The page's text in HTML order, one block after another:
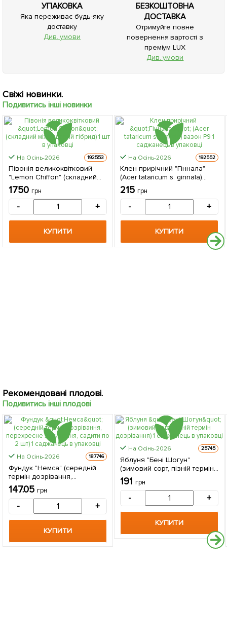
УПАКОВКА
Яка переживає будь-яку
доставку
Див. умови
БЕЗКОШТОВНА
ДОСТАВКА
Отримуйте повне
повернення вартості з
преміум LUX
Див. умови
Свіжі новинки.
Подивитись інші новинки
На Осінь-2026 192553
Півонія великоквітковий
"Lemon Chiffon" (складний
міжвидовий гібрид) 1 шт в
упаковці
1750 грн
- +
КУПИТИ
На Осінь-2026 192552
Клен прирічний "Гіннала"
(Acer tataricum s. ginnala)
вазон Р9 1 саджанець в
упаковці
215 грн
- +
КУПИТИ
Рекомендовані плодові.
Подивитись інші плодові
На Осінь-2026 187746
Фундук "Немса" (середній
термін дозрівання,
перехресне запилення,
садити по 2 шт) 1 саджанець
147.05 грн
- +
КУПИТИ
На Осінь-2026 25745
Яблуня "Бені Шогун"
(зимовий сорт, пізній термін
дозрівання) 1 саджанець в
упаковці
191 грн
- +
КУПИТИ